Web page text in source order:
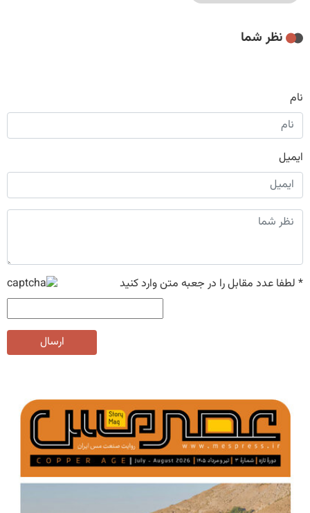
نظر شما
نام
ایمیل
* لطفا عدد مقابل را در جعبه متن وارد کنید
ارسال